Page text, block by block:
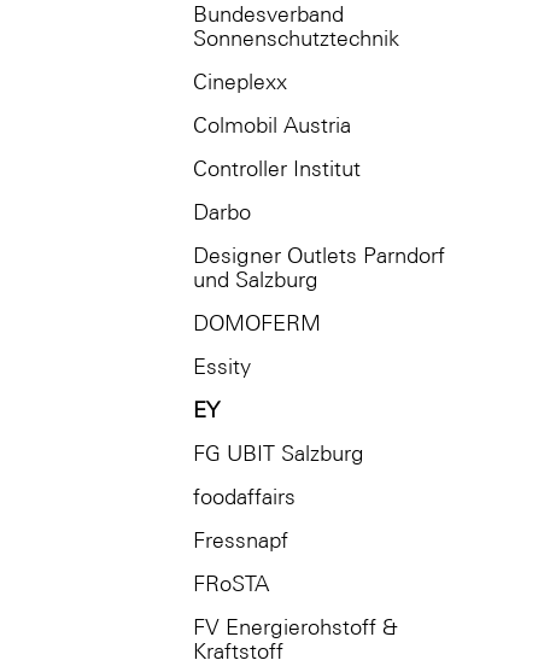
Bundesverband
Sonnenschutztechnik
Cineplexx
Colmobil Austria
Controller Institut
Darbo
Designer Outlets Parndorf
und Salzburg
DOMOFERM
Essity
EY
FG UBIT Salzburg
foodaffairs
Fressnapf
FRoSTA
FV Energierohstoff &
Kraftstoff